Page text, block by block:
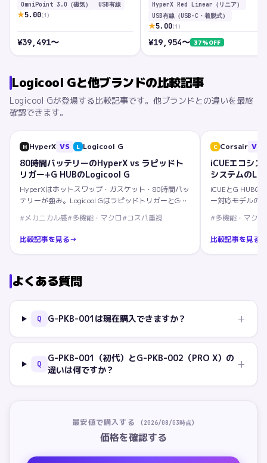
OmniPoint 3.0（磁気）
USB有線
★5.00(1)
¥39,491〜
HyperX Red Linear（リニア）
USB有線（USB-C・着脱式）
★5.00(1)
¥19,954〜 37%OFF
Logicool Gと他ブランドの比較記事
Logicool Gが登場する比較記事です。他ブランドとの違いを最終
確認できます。
H HyperX VS L Logicool G
80時間バッテリーのHyperX vs ラピッドト
リガー+G HUBのLogicool G
HyperXはホットスワップ・ガスケット・80時間バッ
テリーが強み。Logicool GはラピッドトリガーとG
#メカニカル感#多機能・マクロ#コスパ重視
比較記事を見る→
C Corsair VS
iCUEエコシ
システムの
iCUEとG HUBの
ー対応モデルの
#多機能・マクロ
比較記事を見る
よくある質問
Q G-PKB-001は現在購入できますか？ +
Q
G-PKB-001（初代）とG-PKB-002（PRO X）の
違いは何ですか？
+
最安値で購入する (2026/08/03時点)
価格を確認する